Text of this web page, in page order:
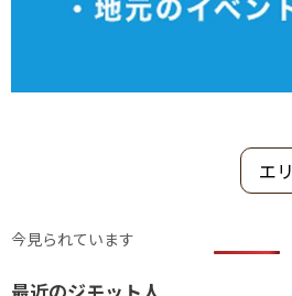
今見られています